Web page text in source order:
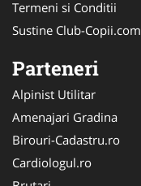
Termeni si Conditii
Sustine Club-Copii.com
Parteneri
Alpinist Utilitar
Amenajari Gradina
Birouri-Cadastru.ro
Cardiologul.ro